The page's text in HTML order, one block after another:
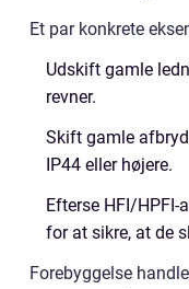
Et par konkrete
Udskift gamle
revner.
Skift gamle
IP44 eller højere.
Efterse HFI/HPFI-
for at sikre, at de
Forebyggelse